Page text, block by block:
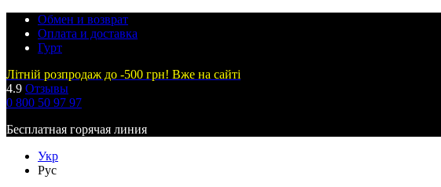
Обмен и возврат
Оплата и доставка
Гурт
Літній розпродаж до -500 грн! Вже на сайті
4.9 Отзывы
0 800 50 97 97
Бесплатная горячая линия
Укр
Рус